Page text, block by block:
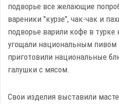
подворье все желающие
вареники "курзе", чак-чак и
подворье варили кофе в турке
угощали национальным
приготовили национальные
галушки с мясом.
Свои изделия выставили